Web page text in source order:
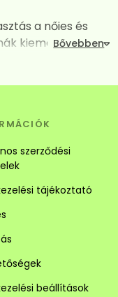
a nőies és
kiemelik a
kényelmet és a
alkalomra és
Számos stílus
a laza és
és hétköznapi
vagy egy
a
szerződési
tájékoztató
beállítások